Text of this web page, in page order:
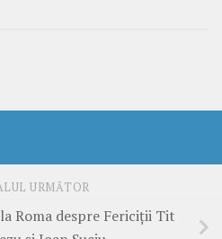
URMĂTOR
Roma despre Fericiții Tit